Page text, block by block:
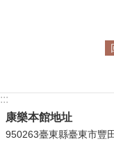
S
:::
康樂本館地址
950263臺東縣臺東市豐